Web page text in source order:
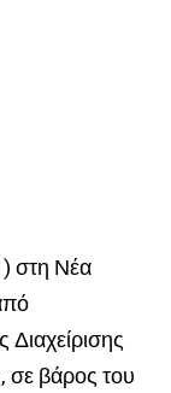
στη Νέα
σε βάρος του